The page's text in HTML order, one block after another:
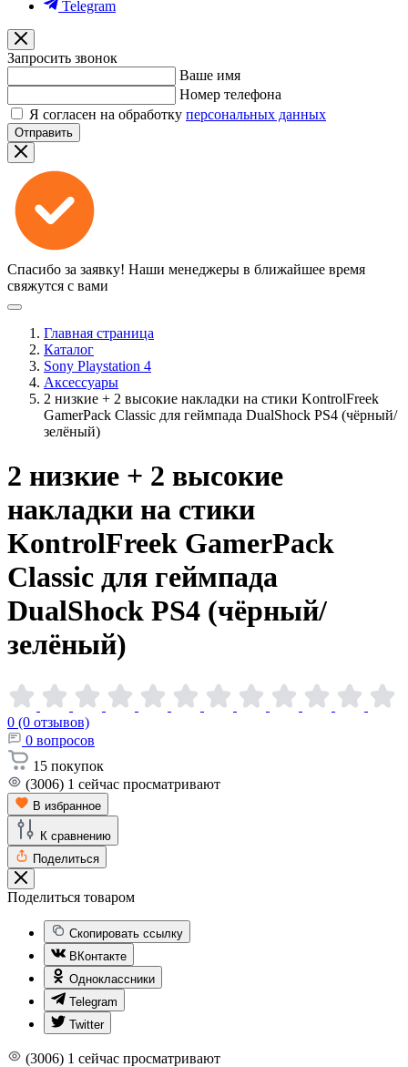
Telegram
Запросить звонок
Ваше имя
Номер телефона
Я согласен на обработку персональных данных
Отправить
Спасибо за заявку! Наши менеджеры в ближайшее время
свяжутся с вами
Главная страница
Каталог
Sony Playstation 4
Аксессуары
2 низкие + 2 высокие накладки на стики KontrolFreek
GamerPack Classic для геймпада DualShock PS4 (чёрный/
зелёный)
2 низкие + 2 высокие
накладки на стики
KontrolFreek GamerPack
Classic для геймпада
DualShock PS4 (чёрный/
зелёный)
0 (0 отзывов)
0 вопросов
15 покупок
(3006) 1 сейчас просматривают
В избранное
К сравнению
Поделиться
Поделиться товаром
Скопировать ссылку
ВКонтакте
Одноклассники
Telegram
Twitter
(3006) 1 сейчас просматривают